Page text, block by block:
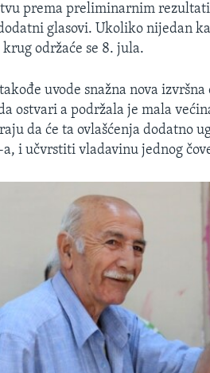
prema preliminarnim
glasovi. Ukoliko nijedan
održaće se 8. jula.
uvode snažna nova
ostvari a podržala je mala
da će ta ovlašćenja dodatno
a, i učvrstiti vladavinu jednog